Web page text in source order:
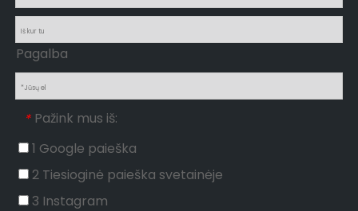
Pagalba
* Pažink mus iš:
1 Google paieška
2 Tiesioginė paieška svetainėje
3 Instagram